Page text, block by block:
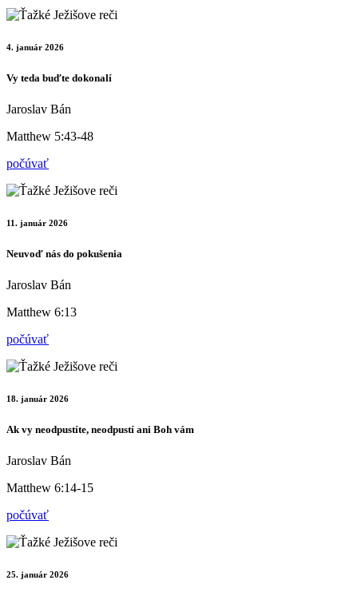
4. január 2026
Vy teda buďte dokonalí
Jaroslav Bán
Matthew 5:43-48
počúvať
11. január 2026
Neuvoď nás do pokušenia
Jaroslav Bán
Matthew 6:13
počúvať
18. január 2026
Ak vy neodpustíte, neodpustí ani Boh vám
Jaroslav Bán
Matthew 6:14-15
počúvať
25. január 2026